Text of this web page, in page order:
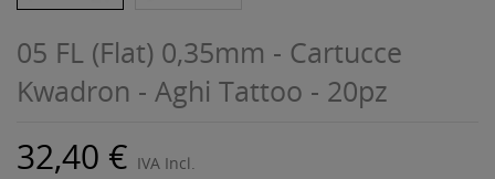
05 FL (Flat) 0,35mm - Cartucce
Kwadron - Aghi Tattoo - 20pz
32,40 € IVA Incl.